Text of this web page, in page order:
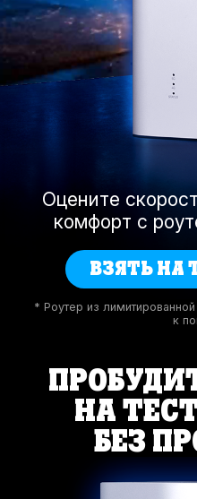
Оцените
комфорт с
ВЗЯТЬ НА
* Роутер из
к
НА
БЕЗ